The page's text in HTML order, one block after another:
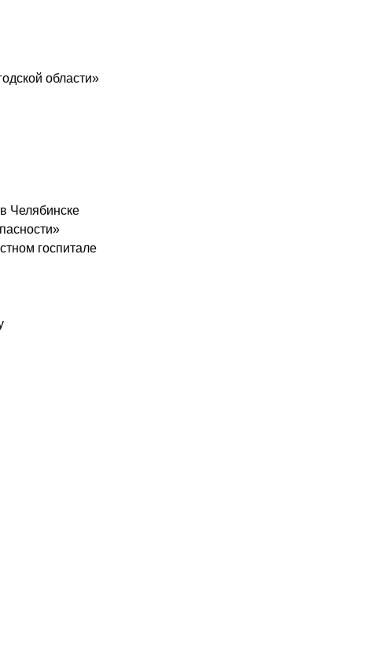
области»
Челябинске
госпитале